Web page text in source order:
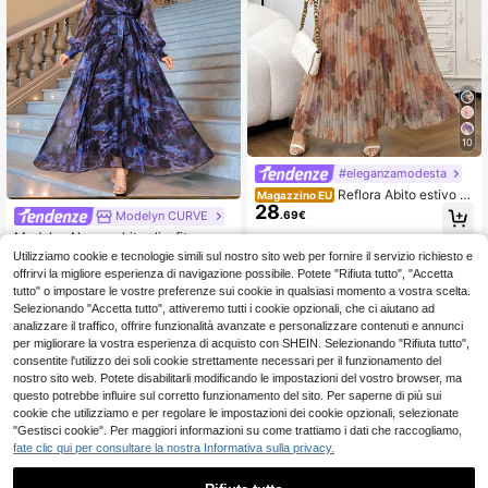
Modelyn CURVE
Modelyn Nuovo abito slim fit con sc
ollo a V, maniche lunghe e vita regol
abile
1 left
27.48€
10
#eleganzamodesta
Magazzino EU Reflora Abito estivo el
egante da donna taglie forti in chiff
on plissettato semi-trasparente lun
28.69€
Utilizziamo cookie e tecnologie simili sul nostro sito web per fornire il servizio richiesto e
offrirvi la migliore esperienza di navigazione possibile. Potete "Rifiuta tutto", "Accetta
tutto" o impostare le vostre preferenze sui cookie in qualsiasi momento a vostra scelta.
Selezionando "Accetta tutto", attiveremo tutti i cookie opzionali, che ci aiutano ad
analizzare il traffico, offrire funzionalità avanzate e personalizzare contenuti e annunci
per migliorare la vostra esperienza di acquisto con SHEIN. Selezionando "Rifiuta tutto",
consentite l'utilizzo dei soli cookie strettamente necessari per il funzionamento del
nostro sito web. Potete disabilitarli modificando le impostazioni del vostro browser, ma
questo potrebbe influire sul corretto funzionamento del sito. Per saperne di più sui
cookie che utilizziamo e per regolare le impostazioni dei cookie opzionali, selezionate
"Gestisci cookie". Per maggiori informazioni su come trattiamo i dati che raccogliamo,
fate clic qui per consultare la nostra Informativa sulla privacy.